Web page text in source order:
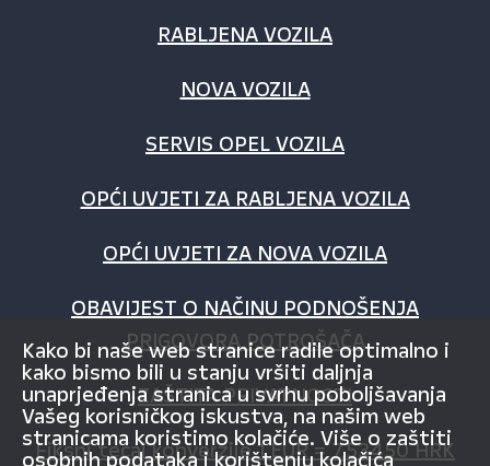
RABLJENA VOZILA
NOVA VOZILA
SERVIS OPEL VOZILA
OPĆI UVJETI ZA RABLJENA VOZILA
OPĆI UVJETI ZA NOVA VOZILA
OBAVIJEST O NAČINU PODNOŠENJA
PRIGOVORA POTROŠAČA
ZAŠTITA PRIVATNOSTI
Fiksni tečaj konverzije 1 EUR = 7,53450 HRK
Kako bi naše web stranice radile optimalno i
kako bismo bili u stanju vršiti daljnja
unaprjeđenja stranica u svrhu poboljšavanja
Vašeg korisničkog iskustva, na našim web
stranicama koristimo kolačiće. Više o zaštiti